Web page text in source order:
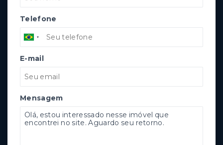
Telefone
E-mail
Mensagem